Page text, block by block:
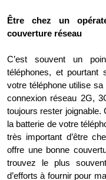
Être chez un
couverture réseau
C’est souvent un
téléphones, et pourtant
votre téléphone utilise
connexion réseau 2G,
toujours rester joignable.
la batterie de votre
très important d’être
offre une bonne
trouvez le plus
d’efforts à fournir pour